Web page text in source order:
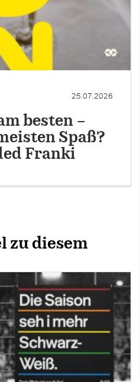
25.07.2026
besten –
Spaß?
Franki
zu diesem